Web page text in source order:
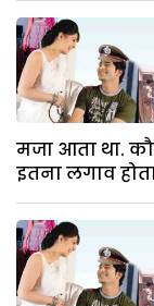
मजा आता था.
इतना लगाव